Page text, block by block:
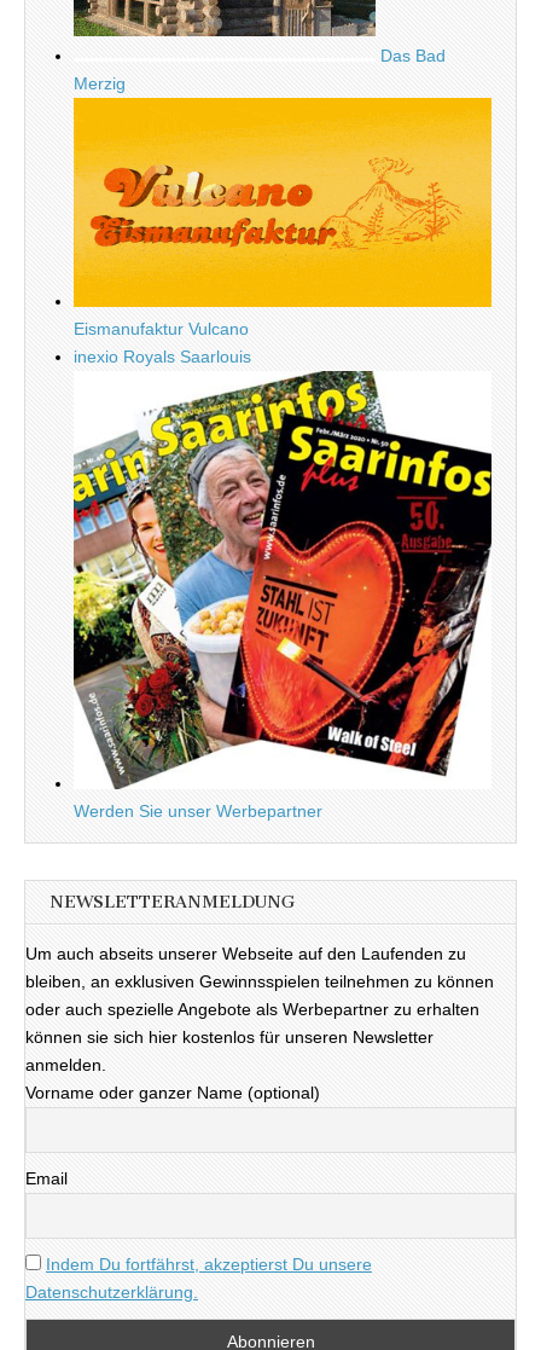
Das Bad
Merzig
Eismanufaktur Vulcano
inexio Royals Saarlouis
Werden Sie unser Werbepartner
NEWSLETTERANMELDUNG
Um auch abseits unserer Webseite auf den Laufenden zu
bleiben, an exklusiven Gewinnsspielen teilnehmen zu können
oder auch spezielle Angebote als Werbepartner zu erhalten
können sie sich hier kostenlos für unseren Newsletter
anmelden.
Vorname oder ganzer Name (optional)
Email
Indem Du fortfährst, akzeptierst Du unsere
Datenschutzerklärung.